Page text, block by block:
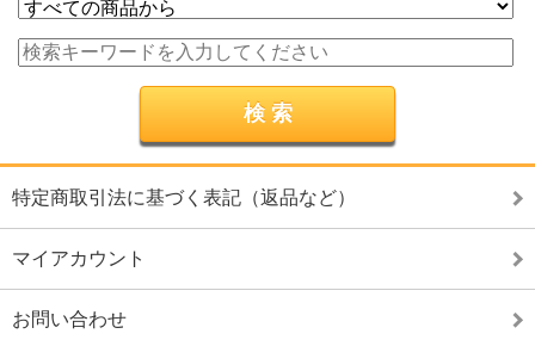
特定商取引法に基づく表記（返品など）
マイアカウント
お問い合わせ